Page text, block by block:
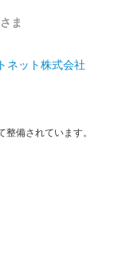
印「緑」
印「黄」
ま
備されています。